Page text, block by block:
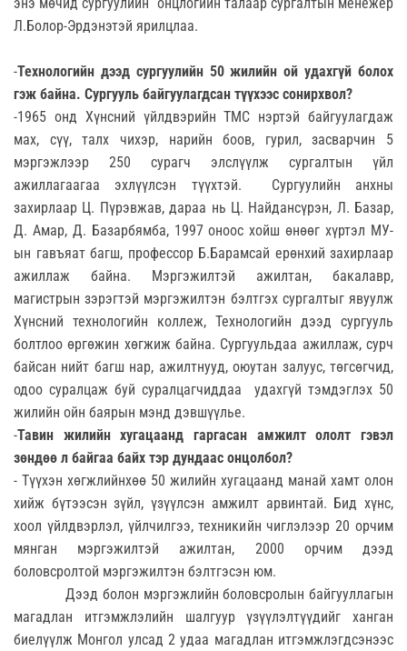
Л.Болор-Эрдэнэтэй ярилцлаа.
-Технологийн дээд сургуулийн 50 жилийн ой удахгүй болох
гэж байна. Сургууль байгуулагдсан түүхээс сонирхвол?
-1965 онд Хүнсний үйлдвэрийн ТМС нэртэй байгуулагдаж
мах, сүү, талх чихэр, нарийн боов, гурил, засварчин 5
мэргэжлээр 250 сурагч элслүүлж сургалтын үйл
ажиллагаагаа эхлүүлсэн түүхтэй. Сургуулийн анхны
захирлаар Ц. Пүрэвжав, дараа нь Ц. Найдансүрэн, Л. Базар,
Д. Амар, Д. Базарбямба, 1997 оноос хойш өнөөг хүртэл МУ-
ын гавъяат багш, профессор Б.Барамсай ерөнхий захирлаар
ажиллаж байна. Мэргэжилтэй ажилтан, бакалавр,
магистрын зэрэгтэй мэргэжилтэн бэлтгэх сургалтыг явуулж
Хүнсний технологийн коллеж, Технологийн дээд сургууль
болтлоо өргөжин хөгжиж байна. Сургуульдаа ажиллаж, сурч
байсан нийт багш нар, ажилтнууд, оюутан залуус, төгсөгчид,
одоо суралцаж буй суралцагчиддаа удахгүй тэмдэглэх 50
жилийн ойн баярын мэнд дэвшүүлье.
-Тавин жилийн хугацаанд гаргасан амжилт ололт гэвэл
зөндөө л байгаа байх тэр дундаас онцолбол?
- Түүхэн хөгжлийнхөө 50 жилийн хугацаанд манай хамт олон
хийж бүтээсэн зүйл, үзүүлсэн амжилт арвинтай. Бид хүнс,
хоол үйлдвэрлэл, үйлчилгээ, техникийн чиглэлээр 20 орчим
мянган мэргэжилтэй ажилтан, 2000 орчим дээд
боловсролтой мэргэжилтэн бэлтгэсэн юм.
Дээд болон мэргэжлийн боловсролын байгууллагын
магадлан итгэмжлэлийн шалгуур үзүүлэлтүүдийг ханган
биелүүлж Монгол улсад 2 удаа магадлан итгэмжлэгдсэнээс